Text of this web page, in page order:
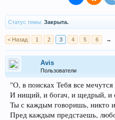
Статус темы: Закрыта.
< Назад 1 2 3 4 5 6 →
Avis
Пользователи
"О, в поисках Тебя все мечутся
И нищий, и богач, и щедрый, и
Ты с каждым говоришь, никто
Пред каждым предстаешь,